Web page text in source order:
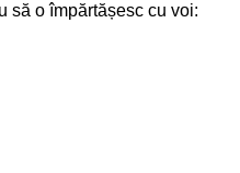
să o împărtășesc cu voi: